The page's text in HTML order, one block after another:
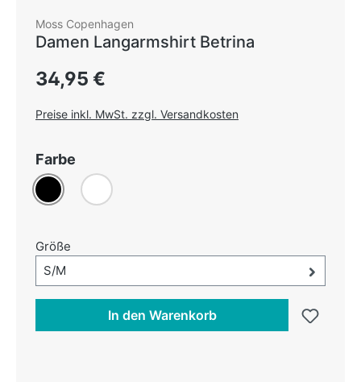
Moss Copenhagen
Damen Langarmshirt Betrina
Regulärer Preis:
34,95 €
Preise inkl. MwSt. zzgl. Versandkosten
Farbe
Schwarz Weiß
(Diese Option ist zurzeit nicht verfügbar.)
Größe
Größe-Auswahl öffnen, aktuell ausgewählt:
S/M
In den Warenkorb